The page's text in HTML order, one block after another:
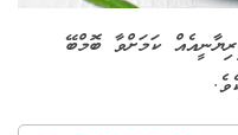
ކަމަށްވާ ބޮމްބޭ